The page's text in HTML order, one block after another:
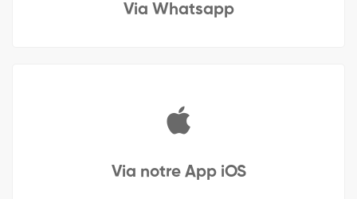
Via Whatsapp
Via notre App iOS